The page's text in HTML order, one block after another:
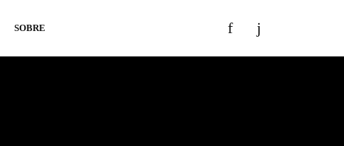
SOBRE